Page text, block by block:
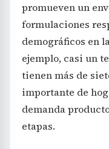
promueven un
formulaciones
demográficos en
ejemplo, casi un
tienen más de
importante de
demanda
etapas.